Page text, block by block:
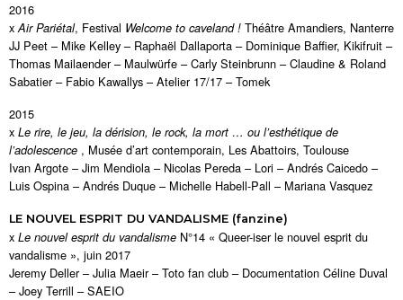
2016
xAir Pariétal, Festival Welcome to caveland ! Théâtre Amandiers, Nanterre
JJ Peet – Mike Kelley – Raphaël Dallaporta – Dominique Baffier, Kikifruit –
Thomas Mailaender – Maulwürfe – Carly Steinbrunn – Claudine & Roland
Sabatier – Fabio Kawallys – Atelier 17/17 – Tomek
2015
x Le rire, le jeu, la dérision, le rock, la mort … ou l’esthétique de
l’adolescence , Musée d’art contemporain, Les Abattoirs, Toulouse
Ivan Argote – Jim Mendiola – Nicolas Pereda – Lori – Andrés Caicedo –
Luis Ospina – Andrés Duque – Michelle Habell-Pall – Mariana Vasquez
LE NOUVEL ESPRIT DU VANDALISME (fanzine)
x Le nouvel esprit du vandalisme N°14 « Queer-iser le nouvel esprit du
vandalisme », juin 2017
Jeremy Deller – Julia Maeir – Toto fan club – Documentation Céline Duval
– Joey Terrill – SAEIO